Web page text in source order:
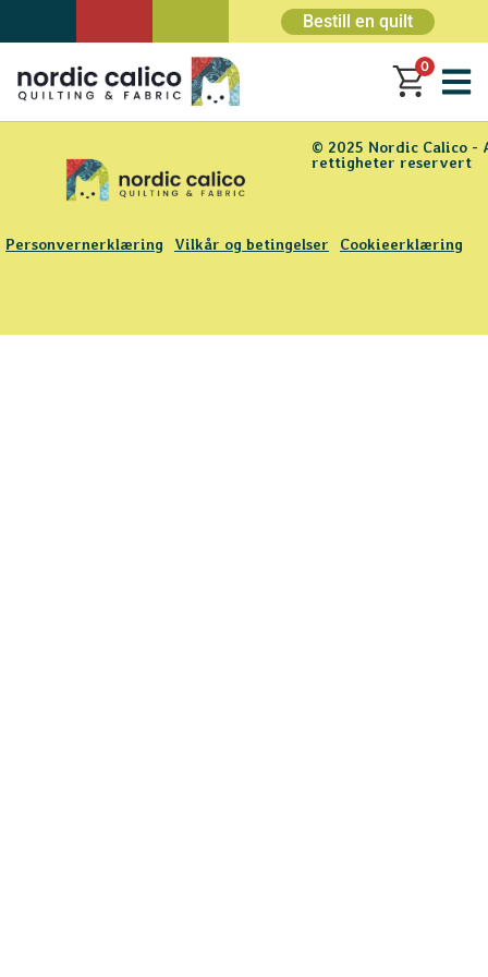
Bestill en quilt
0
© 2025 Nordic Calico -
rettigheter reservert
Personvernerklæring Vilkår og betingelser Cookieerklæring